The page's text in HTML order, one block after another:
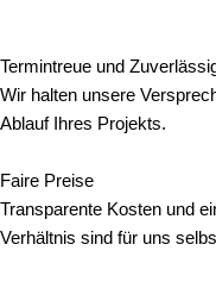
Termintreue und
Wir halten unsere
Ablauf Ihres Projekts.
Faire Preise
Transparente Kosten und
Verhältnis sind für uns